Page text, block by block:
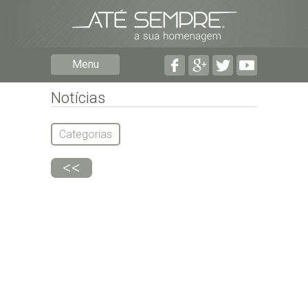
Menu
Notícias
Categorias
<<
Preencha o formulário seguinte para ser
Preencha os seguintes campos com a
pormenorizada possível: